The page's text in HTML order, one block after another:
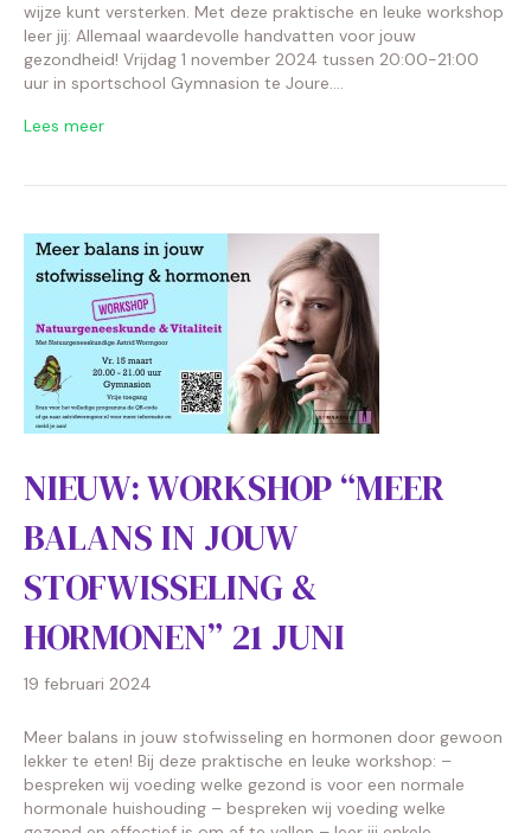
wijze kunt versterken. Met deze praktische en leuke workshop
leer jij: Allemaal waardevolle handvatten voor jouw
gezondheid! Vrijdag 1 november 2024 tussen 20:00-21:00
uur in sportschool Gymnasion te Joure.…
Lees meer
NIEUW: WORKSHOP “MEER
BALANS IN JOUW
STOFWISSELING &
HORMONEN” 21 JUNI
19 februari 2024
Meer balans in jouw stofwisseling en hormonen door gewoon
lekker te eten! Bij deze praktische en leuke workshop: –
bespreken wij voeding welke gezond is voor een normale
hormonale huishouding – bespreken wij voeding welke